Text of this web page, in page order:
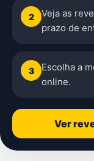
2
Veja as
prazo de
3
Escolha a
online.
Ver